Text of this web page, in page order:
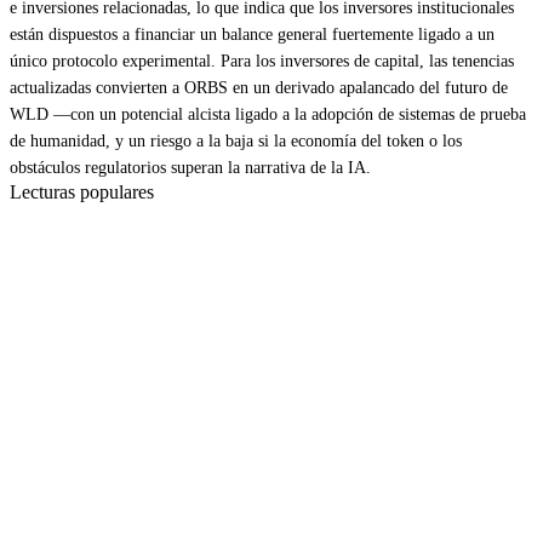
e inversiones relacionadas, lo que indica que los inversores institucionales
están dispuestos a financiar un balance general fuertemente ligado a un
único protocolo experimental. Para los inversores de capital, las tenencias
actualizadas convierten a ORBS en un derivado apalancado del futuro de
WLD —con un potencial alcista ligado a la adopción de sistemas de prueba
de humanidad, y un riesgo a la baja si la economía del token o los
obstáculos regulatorios superan la narrativa de la IA.
Lecturas populares